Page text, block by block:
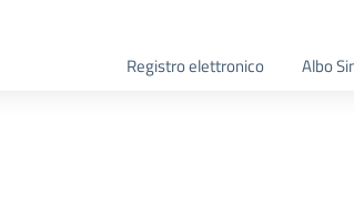
Registro elettronico Albo